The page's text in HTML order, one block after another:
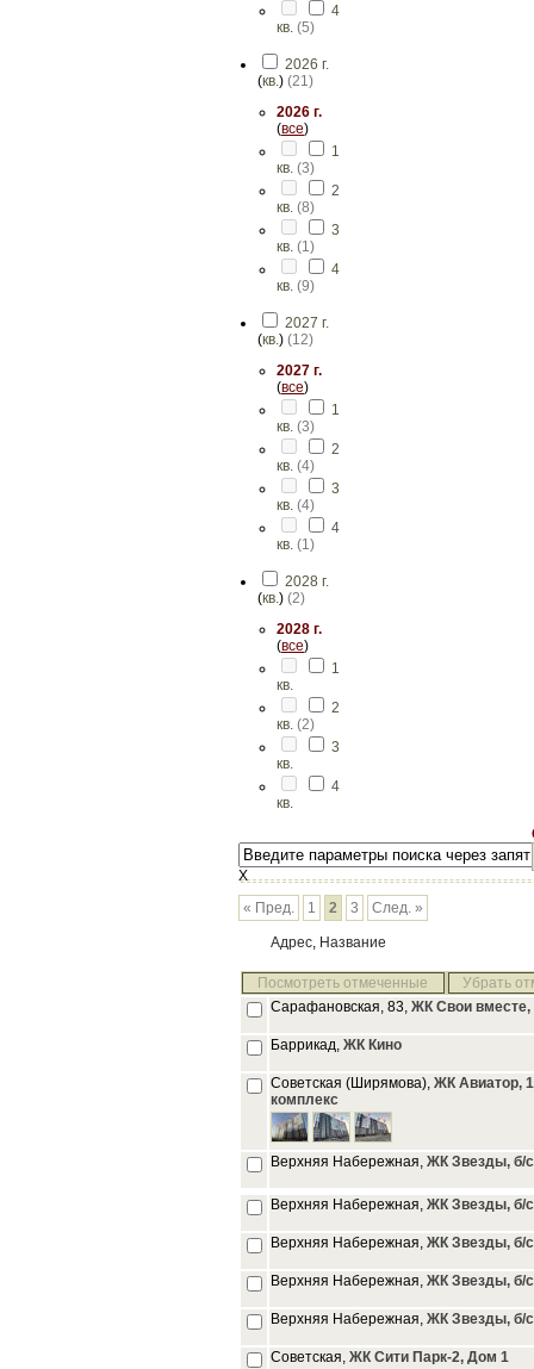
4
кв. (5)
2026 г.
(кв.) (21)
2026 г.
(все)
1
кв. (3)
2
кв. (8)
3
кв. (1)
4
кв. (9)
2027 г.
(кв.) (12)
2027 г.
(все)
1
кв. (3)
2
кв. (4)
3
кв. (4)
4
кв. (1)
2028 г.
(кв.) (2)
2028 г.
(все)
1
кв.
2
кв. (2)
3
кв.
4
кв.
X
« Пред. 1 2 3 След. »
Адрес, Название
Посмотреть отмеченные
Убрать
Сарафановская, 83, ЖК Свои вместе,
Баррикад, ЖК Кино
Советская (Ширямова), ЖК Авиатор,
комплекс
Верхняя Набережная, ЖК Звезды, б/
Верхняя Набережная, ЖК Звезды, б/
Верхняя Набережная, ЖК Звезды, б/
Верхняя Набережная, ЖК Звезды, б/
Верхняя Набережная, ЖК Звезды, б/
Советская, ЖК Сити Парк-2, Дом 1